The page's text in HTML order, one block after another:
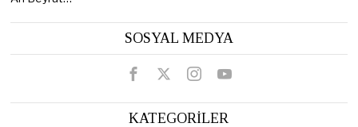
SOSYAL MEDYA
KATEGORİLER